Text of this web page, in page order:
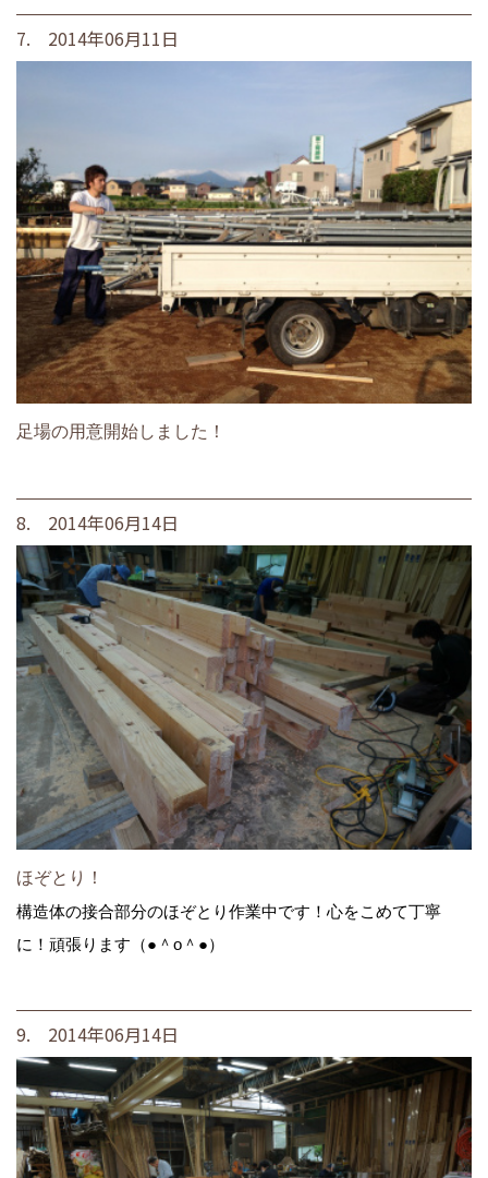
7. 2014年06月11日
足場の用意開始しました！
8. 2014年06月14日
ほぞとり！
構造体の接合部分のほぞとり作業中です！心をこめて丁寧
に！頑張ります（●＾o＾●）
9. 2014年06月14日